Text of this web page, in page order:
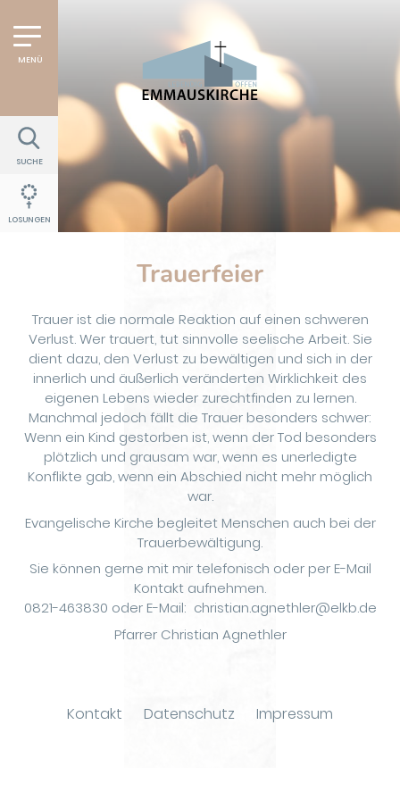
SUCHE
LOSUNGEN
Trauerfeier
Trauer ist die normale Reaktion auf einen schweren
Verlust. Wer trauert, tut sinnvolle seelische Arbeit. Sie
dient dazu, den Verlust zu bewältigen und sich in der
innerlich und äußerlich veränderten Wirklichkeit des
eigenen Lebens wieder zurechtfinden zu lernen.
Manchmal jedoch fällt die Trauer besonders schwer:
Wenn ein Kind gestorben ist, wenn der Tod besonders
plötzlich und grausam war, wenn es unerledigte
Konflikte gab, wenn ein Abschied nicht mehr möglich
war.
Evangelische Kirche begleitet Menschen auch bei der
Trauerbewältigung.
Sie können gerne mit mir telefonisch oder per E-Mail
Kontakt aufnehmen.
0821-463830 oder E-Mail: christian.agnethler@elkb.de
Pfarrer Christian Agnethler
Kontakt Datenschutz Impressum